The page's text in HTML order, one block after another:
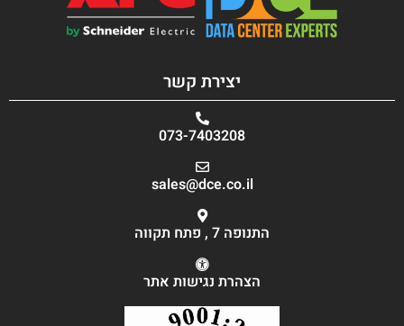
יצירת קשר
073-7403208
sales@dce.co.il
התנופה 7 , פתח תקווה
הצהרת נגישות אתר